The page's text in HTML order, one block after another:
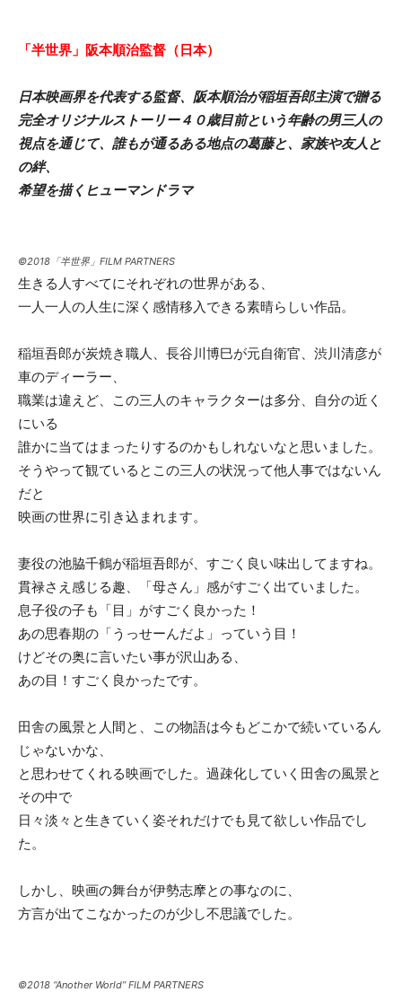
「半世界」阪本順治監督（日本）
日本映画界を代表する監督、阪本順治が稲垣吾郎主演で贈る
完全オリジナルストーリー４０歳目前という年齢の男三人の
視点を通じて、誰もが通るある地点の葛藤と、 家族や友人と
の絆、
希望を描くヒューマンドラマ
©2018「半世界」FILM PARTNERS
生きる人すべてにそれぞれの世界がある、
一人一人の人生に深く感情移入できる素晴らしい作品。
稲垣吾郎が炭焼き職人、長谷川博巳が元自衛官、渋川清彦が
車のディーラー、
職業は違えど、この三人のキャラクターは多分、自分の近く
にいる
誰かに当てはまったりするのかもしれないなと思いました。
そうやって観ているとこの三人の状況って他人事ではないん
だと
映画の世界に引き込まれます。
妻役の池脇千鶴が稲垣吾郎が、すごく良い味出してますね。
貫禄さえ感じる趣、「母さん」感がすごく出ていました。
息子役の子も「目」がすごく良かった！
あの思春期の「うっせーんだよ」っていう目！
けどその奥に言いたい事が沢山ある、
あの目！すごく良かったです。
田舎の風景と人間と、この物語は今もどこかで続いているん
じゃないかな、
と思わせてくれる映画でした。過疎化していく田舎の風景と
その中で
日々淡々と生きていく姿それだけでも見て欲しい作品でし
た。
しかし、映画の舞台が伊勢志摩との事なのに、
方言が出てこなかったのが少し不思議でした。
©2018 “Another World” FILM PARTNERS